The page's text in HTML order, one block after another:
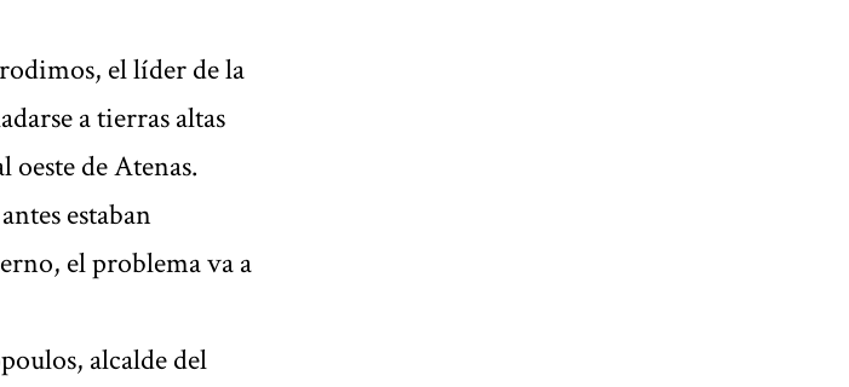
el líder de la
a tierras altas
oeste de Atenas.
estaban
el problema va a
alcalde del